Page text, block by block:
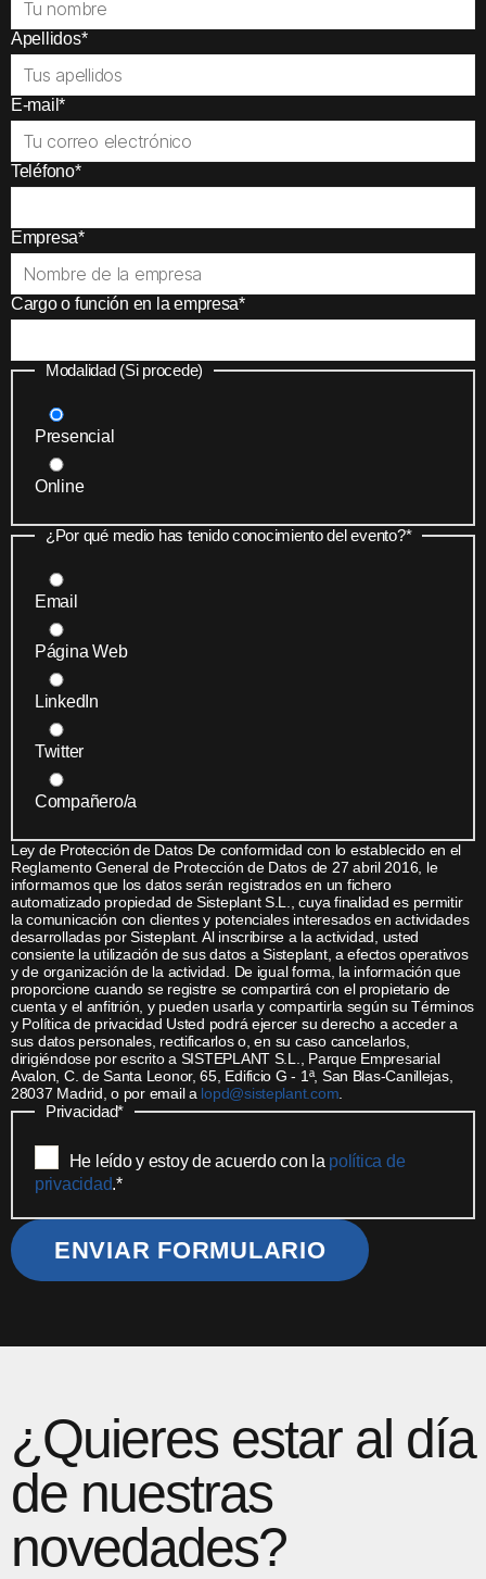
Apellidos*
E-mail*
Teléfono*
Empresa*
Cargo o función en la empresa*
Modalidad (Si procede)
Presencial
Online
¿Por qué medio has tenido conocimiento del evento?*
Email
Página Web
LinkedIn
Twitter
Compañero/a
Ley de Protección de Datos De conformidad con lo establecido en el
Reglamento General de Protección de Datos de 27 abril 2016, le
informamos que los datos serán registrados en un fichero
automatizado propiedad de Sisteplant S.L., cuya finalidad es permitir
la comunicación con clientes y potenciales interesados en actividades
desarrolladas por Sisteplant. Al inscribirse a la actividad, usted
consiente la utilización de sus datos a Sisteplant, a efectos operativos
y de organización de la actividad. De igual forma, la información que
proporcione cuando se registre se compartirá con el propietario de
cuenta y el anfitrión, y pueden usarla y compartirla según su Términos
y Política de privacidad Usted podrá ejercer su derecho a acceder a
sus datos personales, rectificarlos o, en su caso cancelarlos,
dirigiéndose por escrito a SISTEPLANT S.L., Parque Empresarial
Avalon, C. de Santa Leonor, 65, Edificio G - 1ª, San Blas-Canillejas,
28037 Madrid, o por email a lopd@sisteplant.com
Privacidad*
He leído y estoy de acuerdo con la política de
privacidad.*
ENVIAR FORMULARIO
¿Quieres estar al día
de nuestras
novedades?